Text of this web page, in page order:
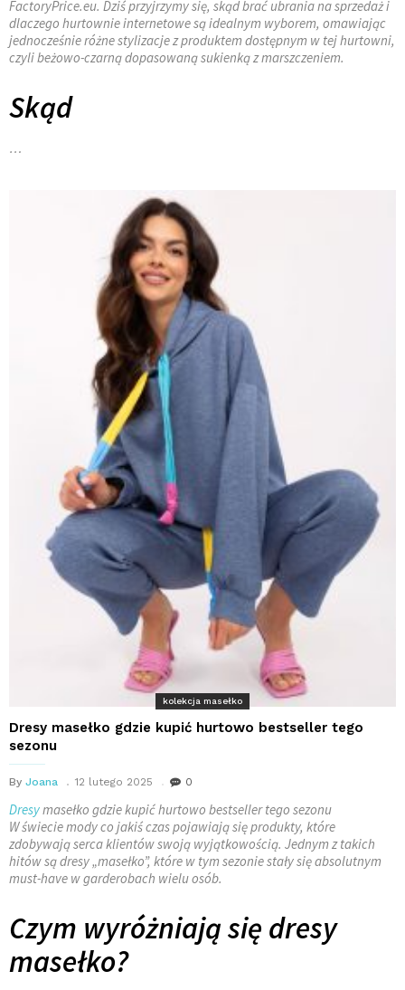
FactoryPrice.eu. Dziś przyjrzymy się, skąd brać ubrania na sprzedaż i
dlaczego hurtownie internetowe są idealnym wyborem, omawiając
jednocześnie różne stylizacje z produktem dostępnym w tej hurtowni,
czyli beżowo-czarną dopasowaną sukienką z marszczeniem.
Skąd
…
kolekcja masełko
Dresy masełko gdzie kupić hurtowo bestseller tego
sezonu
By Joana 12 lutego 2025 0
Dresymasełko gdzie kupić hurtowo bestseller tego sezonu
W świecie mody co jakiś czas pojawiają się produkty, które
zdobywają serca klientów swoją wyjątkowością. Jednym z takich
hitów są dresy „masełko”, które w tym sezonie stały się absolutnym
must-have w garderobach wielu osób.
Czym wyróżniają się dresy
masełko?